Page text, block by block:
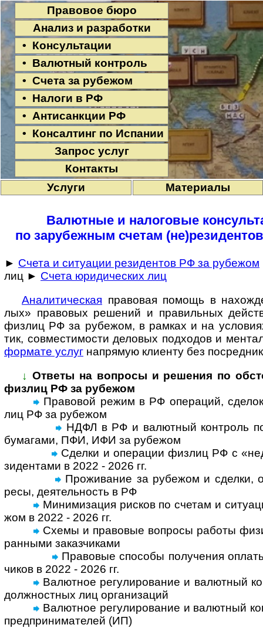
Правовое бюро
Анализ и разработки
• Консультации
• Валютный контроль
• Счета за рубежом
• Налоги в РФ
• Антисанкции РФ
• Консалтинг по Испании
Запрос услуг
Контакты
Услуги
Материалы
Валютные и налоговые
по зарубежным счетам
► Счета и ситуации резидентов РФ за рубежом
лиц ► Счета юридических лиц
Ана­ли­ти­че­с­кая пра­во­вая по­мощь в
лых» пра­во­вых ре­ше­ний и пра­ви­ль­ных
физ­лиц РФ за рубе­жом, в рам­ках и на
тик, сов­мес­ти­мо­сти дело­вых под­хо­дов и
фор­мате услуг на­пря­мую кли­енту без
↓ Ответы на вопросы и реше­ния по
физ­лиц РФ за рубежом
Правовой режим в РФ операций,
лиц РФ за рубе­жом
НДФЛ в РФ и валютный контроль
бума­гами, ПФИ, ИФИ за рубе­жом
Сделки и операции физ­лиц РФ с
зи­ден­тами в 2022 - 2026 гг.
Проживание за рубежом и сделки,
ресы, дея­тель­ность в РФ
Минимизация рисков по счетам и
жом в 2022 - 2026 гг.
Схемы и правовые вопросы работы
ран­ными заказ­чи­ками
Правовые способы полу­че­ния
чи­ков в 2022 - 2026 гг.
Валютное регулирование и валютный
долж­но­ст­ных лиц орга­ни­заций
Валютное регулирование и валютный
пред­при­ни­ма­те­лей (ИП)